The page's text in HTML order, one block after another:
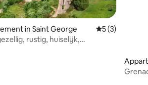
in Saint George Gemiddelde
5 (3)
rustig, huiselijk,
e's